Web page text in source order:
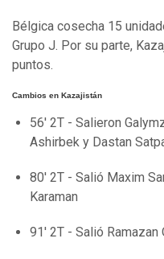
Bélgica cosecha 15
Grupo J. Por su parte,
puntos.
Cambios en Kazajistán
56' 2T - Salieron
Ashirbek y Dastan
80' 2T - Salió Maxim
Karaman
91' 2T - Salió